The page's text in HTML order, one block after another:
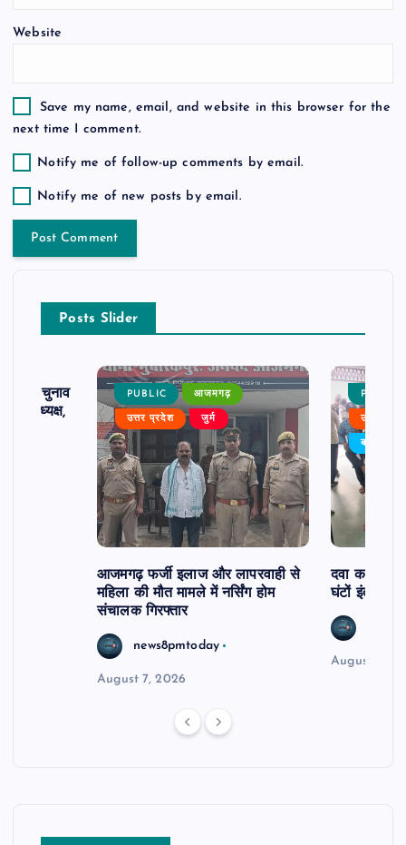
Website
Save my name, email, and website in this browser for the
next time I comment.
Notify me of follow-up comments by email.
Notify me of new posts by email.
Posts Slider
का चुनाव
बने अध्यक्ष,
PUBLIC आजमगढ़
उत्तर प्रदेश जुर्म
आजमगढ़ फर्जी इलाज और लापरवाही से
महिला की मौत मामले में नर्सिंग होम
संचालक गिरफ्तार
news8pmtoday
August 7, 2026
PUBLIC
उत्तर
बड़ी खबर
दवा कक्ष में
घंटों इंतजार
August 6,